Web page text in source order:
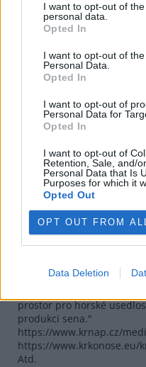
I want to opt-out of
personal data.
Opted In
I want to opt-out of
Personal Data.
Opted In
I want to opt-out of
Personal Data for
Opted In
I want to opt-out of
Retention, Sale, and/
Personal Data that Is
Purposes for which it
Opted Out
OPT OUT FROM
Data Deletion
Koně na horách je
něčím ty mezery zaplnit
představy a teorie jako
Odpovědět
Slavomil Vinkler
Poslední
Odpovědět
Pe
Horský poddruh
jsou dílem člověka.
během středověké
prostor pro horské
produkci sena."
https://www.krnap.cz/
https://www.krkonose.eu/
Atd.